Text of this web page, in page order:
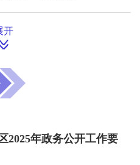
局
障局
济北街道办事处
开
2025年政务公开工作要